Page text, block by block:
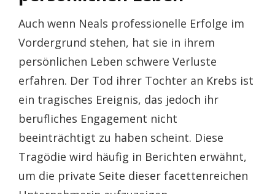
Auch wenn Neals professionelle Erfolge im
Vordergrund stehen, hat sie in ihrem
persönlichen Leben schwere Verluste
erfahren. Der Tod ihrer Tochter an Krebs ist
ein tragisches Ereignis, das jedoch ihr
berufliches Engagement nicht
beeinträchtigt zu haben scheint. Diese
Tragödie wird häufig in Berichten erwähnt,
um die private Seite dieser facettenreichen